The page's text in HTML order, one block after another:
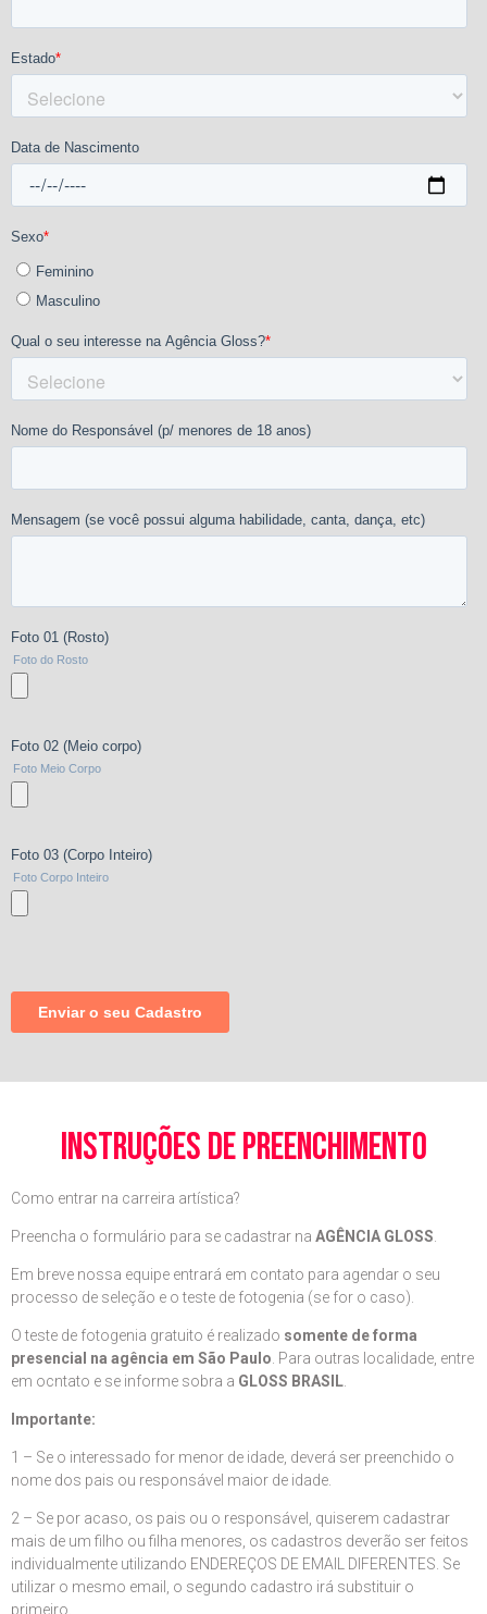
instruções de preenchimento
Como entrar na carreira artística?
Preencha o formulário para se cadastrar na AGÊNCIA GLOSS
Em breve nossa equipe entrará em contato para agendar o seu
processo de seleção e o teste de fotogenia (se for o caso).
O teste de fotogenia gratuito é realizado somente de forma
presencial na agência em São Paulo . Para outras localidade, entre
em ocntato e se informe sobra a GLOSS BRASIL
Importante:
1 – Se o interessado for menor de idade, deverá ser preenchido o
nome dos pais ou responsável maior de idade.
2 – Se por acaso, os pais ou o responsável, quiserem cadastrar
mais de um filho ou filha menores, os cadastros deverão ser feitos
individualmente utilizando ENDEREÇOS DE EMAIL DIFERENTES. Se
utilizar o mesmo email, o segundo cadastro irá substituir o
primeiro.